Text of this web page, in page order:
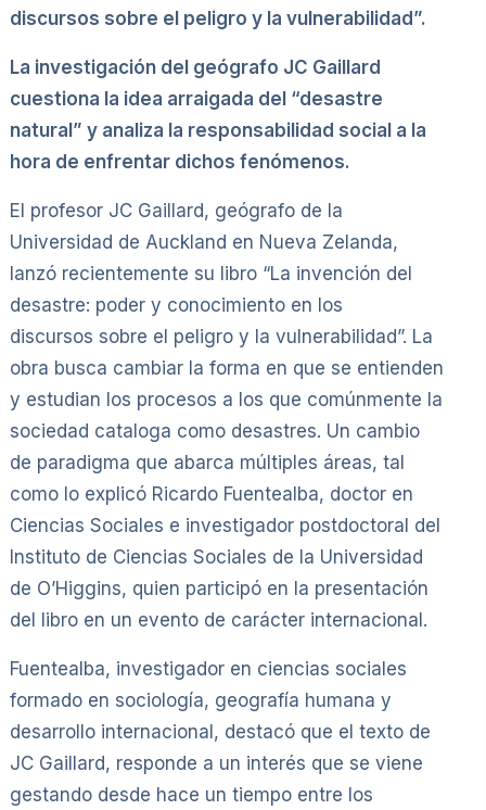
discursos sobre el peligro y la vulnerabilidad”.
La investigación del geógrafo JC Gaillard
cuestiona la idea arraigada del “desastre
natural” y analiza la responsabilidad social a la
hora de enfrentar dichos fenómenos.
El profesor JC Gaillard, geógrafo de la
Universidad de Auckland en Nueva Zelanda,
lanzó recientemente su libro “La invención del
desastre: poder y conocimiento en los
discursos sobre el peligro y la vulnerabilidad”. La
obra busca cambiar la forma en que se entienden
y estudian los procesos a los que comúnmente la
sociedad cataloga como desastres. Un cambio
de paradigma que abarca múltiples áreas, tal
como lo explicó Ricardo Fuentealba, doctor en
Ciencias Sociales e investigador postdoctoral del
Instituto de Ciencias Sociales de la Universidad
de O’Higgins, quien participó en la presentación
del libro en un evento de carácter internacional.
Fuentealba, investigador en ciencias sociales
formado en sociología, geografía humana y
desarrollo internacional, destacó que el texto de
JC Gaillard, responde a un interés que se viene
gestando desde hace un tiempo entre los